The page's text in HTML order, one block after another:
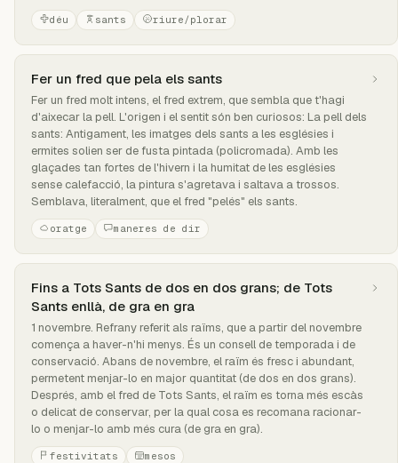
déu sants riure/plorar
Fer un fred que pela els sants
Fer un fred molt intens, el fred extrem, que sembla que t'hagi
d'aixecar la pell. L'origen i el sentit són ben curiosos: La pell dels
sants: Antigament, les imatges dels sants a les esglésies i
ermites solien ser de fusta pintada (policromada). Amb les
glaçades tan fortes de l'hivern i la humitat de les esglésies
sense calefacció, la pintura s'agretava i saltava a trossos.
Semblava, literalment, que el fred "pelés" els sants.
oratge maneres de dir
Fins a Tots Sants de dos en dos grans; de Tots
Sants enllà, de gra en gra
1 novembre. Refrany referit als raïms, que a partir del novembre
comença a haver-n'hi menys. És un consell de temporada i de
conservació. Abans de novembre, el raïm és fresc i abundant,
permetent menjar-lo en major quantitat (de dos en dos grans).
Després, amb el fred de Tots Sants, el raïm es torna més escàs
o delicat de conservar, per la qual cosa es recomana racionar-
lo o menjar-lo amb més cura (de gra en gra).
festivitats mesos